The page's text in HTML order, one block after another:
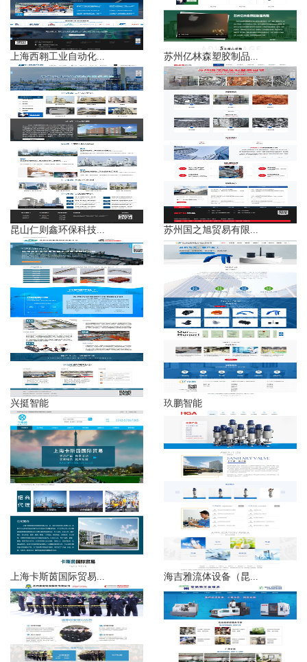
上海西翱工业自动化... 苏州亿林森塑胶制品...
昆山仁则鑫环保科技... 苏州国之旭贸易有限...
兴挺智能 玖鹏智能
上海卡斯茵国际贸易... 海吉雅流体设备（昆...